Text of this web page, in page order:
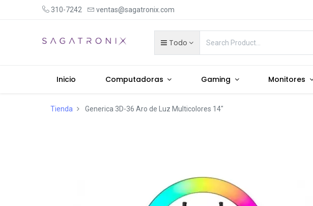
310-7242 ventas@sagatronix.com
Todo
Inicio Computadoras Gaming Monitores
Tienda Generica 3D-36 Aro de Luz Multicolores 14"